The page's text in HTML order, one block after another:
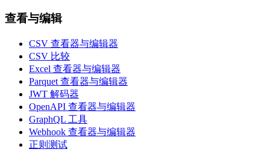
查看与编辑
CSV 查看器与编辑器
CSV 比较
Excel 查看器与编辑器
Parquet 查看器与编辑器
JWT 解码器
OpenAPI 查看器与编辑器
GraphQL 工具
Webhook 查看器与编辑器
正则测试